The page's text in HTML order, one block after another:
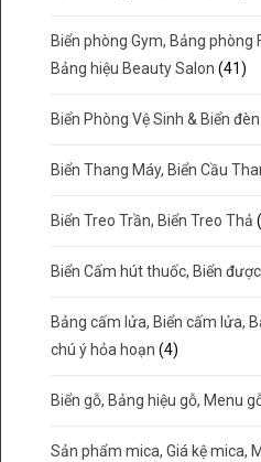
Biển phòng Gym, Bảng phòng
Bảng hiệu Beauty Salon (41)
Biển Phòng Vệ Sinh & Biển
Biển Thang Máy, Biển Cầu
Biển Treo Trần, Biển Treo Thả
Biển Cấm hút thuốc, Biển
Bảng cấm lửa, Biển cấm lửa,
chú ý hỏa hoạn (4)
Biển gỗ, Bảng hiệu gỗ, Menu
Sản phẩm mica, Giá kệ mica,